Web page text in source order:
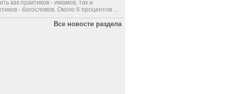
как практиков - имамов, так и
- богословов. Около 6 процентов ...
Все новости раздела